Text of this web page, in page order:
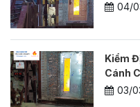
04/
Kiểm
Cánh
03/